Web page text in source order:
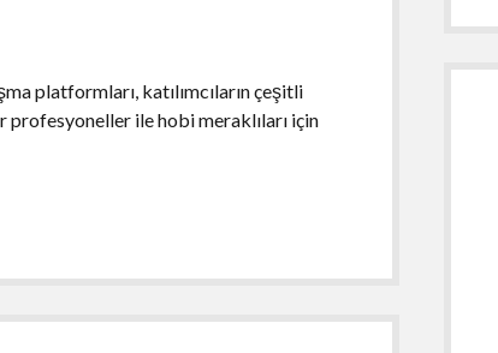
platformları, katılımcıların çeşitli
ile hobi meraklıları için